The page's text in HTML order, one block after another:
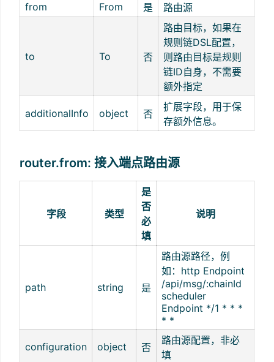
from
From 是 路由源
to To 否
路由目标，如果在
规则链DSL配置，
则路由目标是规则
链ID自身，不需要
额外指定
additionalInfo object 否
扩展字段，用于保
存额外信息。
router.from: 接入端点路由源
字段 类型
是
否
必
填
说明
path string 是
路由源路径，例
如：http Endpoint
/api/msg/:chainId
scheduler
Endpoint */1 * * *
* *
configuration object 否
路由源配置，非必
填